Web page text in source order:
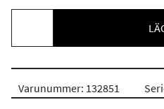
Varunummer: 132851